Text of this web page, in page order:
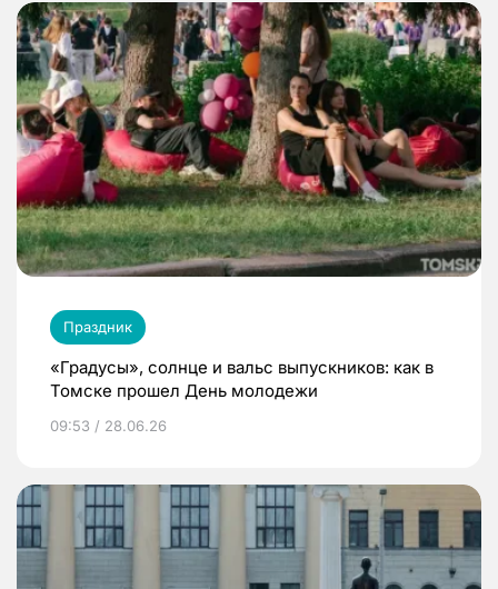
Праздник
«Градусы», солнце и вальс выпускников: как в
Томске прошел День молодежи
09:53 / 28.06.26